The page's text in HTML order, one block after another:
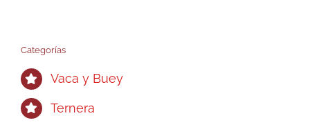
Categorías
Vaca y Buey
Ternera